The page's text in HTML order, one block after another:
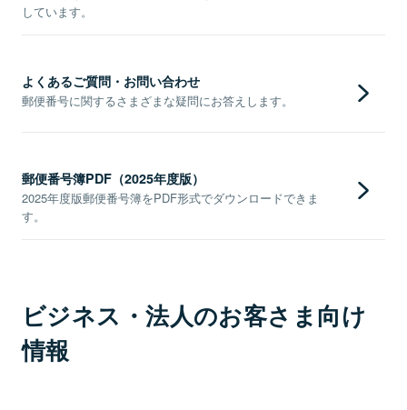
しています。
よくあるご質問・お問い合わせ
郵便番号に関するさまざまな疑問にお答えします。
郵便番号簿PDF（2025年度版）
2025年度版郵便番号簿をPDF形式でダウンロードできま
す。
ビジネス・法人のお客さま向け
情報